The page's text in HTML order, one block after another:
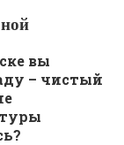
вы
– чистый